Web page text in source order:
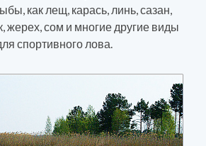
как лещ, карась, линь, сазан,
жерех, сом и многие другие виды
спортивного лова.